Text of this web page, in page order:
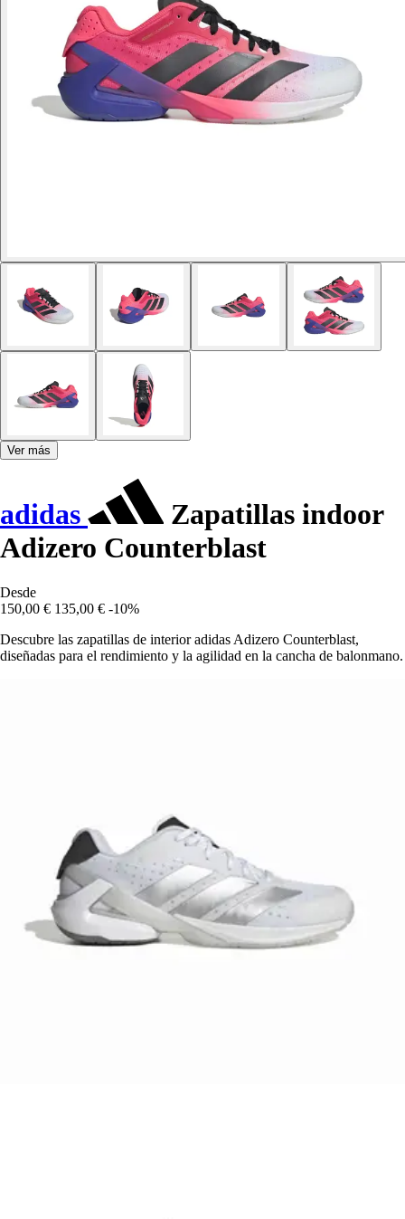
Ver más
adidas
Zapatillas indoor
Adizero Counterblast
Desde
150,00 € 135,00 € -10%
Descubre las zapatillas de interior adidas Adizero Counterblast,
diseñadas para el rendimiento y la agilidad en la cancha de balonmano.